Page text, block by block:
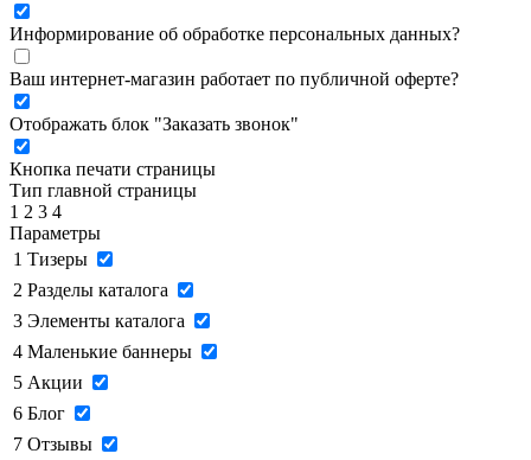
Информирование об обработке персональных данных?
Ваш интернет-магазин работает по публичной оферте?
Отображать блок "Заказать звонок"
Кнопка печати страницы
Тип главной страницы
1 2 3 4
Параметры
1 Тизеры
2 Разделы каталога
3 Элементы каталога
4 Маленькие баннеры
5 Акции
6 Блог
7 Отзывы